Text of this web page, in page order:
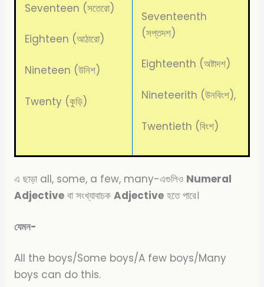
Seventeen (সতেরো)
Eighteen (আঠারো)
Nineteen (উনিশ)
Twenty (কুড়ি)
Seventeenth
(সপ্তদশ)
Eighteenth (অষ্টাদশ)
Nineteerith (উনবিংশ),
Twentieth (বিংশ)
এ ছাড়া all, some, a few, many-এগুলিও Numeral
Adjectiveবা সংখ্যাবাচক Adjectiveহতে পারে।
যেমন-
All the boys/Some boys/A few boys/Many
boys can do this.